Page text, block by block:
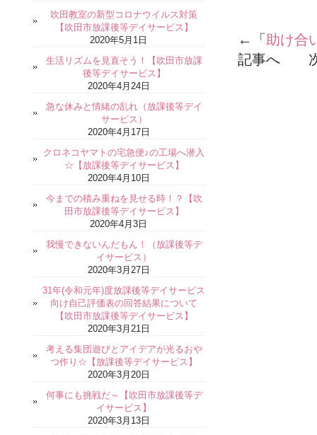
←「 助け合
記事へ 次
吹田教室の新型コロナウイルス対策
【吹田市放課後等デイサービス】
2020年5月1日
生活リズムを見直そう！【吹田市放課
後等デイサービス】
2020年4月24日
急な休みと情緒の乱れ（放課後等デイ
サービス）
2020年4月17日
クロネコヤマトの宅急便♪の工場へ潜入
☆【放課後等デイサービス】
2020年4月10日
今までの積み重ねを見せる時！？【吹
田市放課後等デイサービス】
2020年4月3日
我慢できないんだもん！（放課後等デ
イサービス）
2020年3月27日
31年(令和元年)度放課後等デイサービス
向け自己評価表の回答結果について
【吹田市放課後等デイサービス】
2020年3月21日
考える集団遊びとアイデアが光るおや
つ作り☆【放課後等デイサービス】
2020年3月20日
何事にも挑戦だ～【吹田市放課後等デ
イサービス】
2020年3月13日